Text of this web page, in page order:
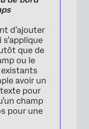
d’ajouter
que de
ou le
existants
avoir un
pour
champ
pour une